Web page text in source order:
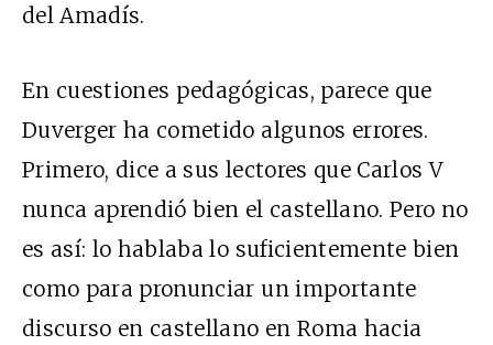
del Amadís.
En cuestiones pedagógicas, parece que
Duverger ha cometido algunos errores.
Primero, dice a sus lectores que Carlos V
nunca aprendió bien el castellano. Pero no
es así: lo hablaba lo suficientemente bien
como para pronunciar un importante
discurso en castellano en Roma hacia